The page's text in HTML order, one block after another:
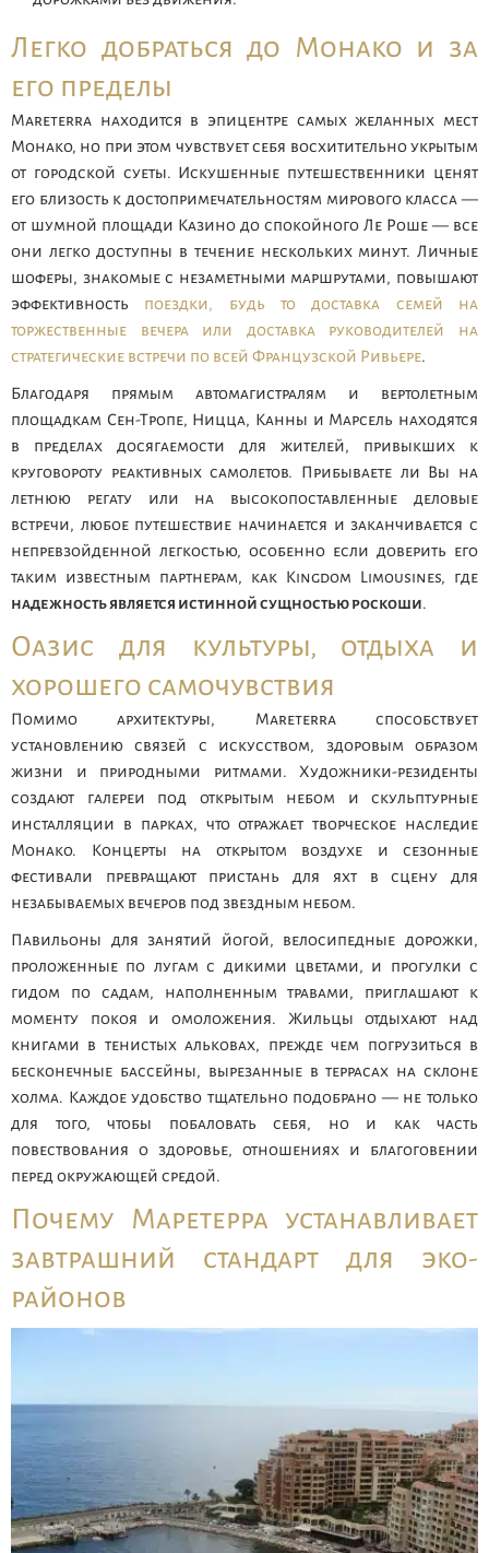
Легко добраться до Монако и за
его пределы
Mareterra находится в эпицентре самых желанных мест
Монако, но при этом чувствует себя восхитительно укрытым
от городской суеты. Искушенные путешественники ценят
его близость к достопримечательностям мирового класса —
от шумной площади Казино до спокойного Ле Роше — все
они легко доступны в течение нескольких минут. Личные
шоферы, знакомые с незаметными маршрутами, повышают
эффективность поездки, будь то доставка семей на
торжественные вечера или доставка руководителей на
стратегические встречи по всей Французской Ривьере.
Благодаря прямым автомагистралям и вертолетным
площадкам Сен-Тропе, Ницца, Канны и Марсель находятся
в пределах досягаемости для жителей, привыкших к
круговороту реактивных самолетов. Прибываете ли Вы на
летнюю регату или на высокопоставленные деловые
встречи, любое путешествие начинается и заканчивается с
непревзойденной легкостью, особенно если доверить его
таким известным партнерам, как Kingdom Limousines, где
надежность является истинной сущностью роскоши.
Оазис для культуры, отдыха и
хорошего самочувствия
Помимо архитектуры, Mareterra способствует
установлению связей с искусством, здоровым образом
жизни и природными ритмами. Художники-резиденты
создают галереи под открытым небом и скульптурные
инсталляции в парках, что отражает творческое наследие
Монако. Концерты на открытом воздухе и сезонные
фестивали превращают пристань для яхт в сцену для
незабываемых вечеров под звездным небом.
Павильоны для занятий йогой, велосипедные дорожки,
проложенные по лугам с дикими цветами, и прогулки с
гидом по садам, наполненным травами, приглашают к
моменту покоя и омоложения. Жильцы отдыхают над
книгами в тенистых альковах, прежде чем погрузиться в
бесконечные бассейны, вырезанные в террасах на склоне
холма. Каждое удобство тщательно подобрано — не только
для того, чтобы побаловать себя, но и как часть
повествования о здоровье, отношениях и благоговении
перед окружающей средой.
Почему Маретерра устанавливает
завтрашний стандарт для эко-
районов